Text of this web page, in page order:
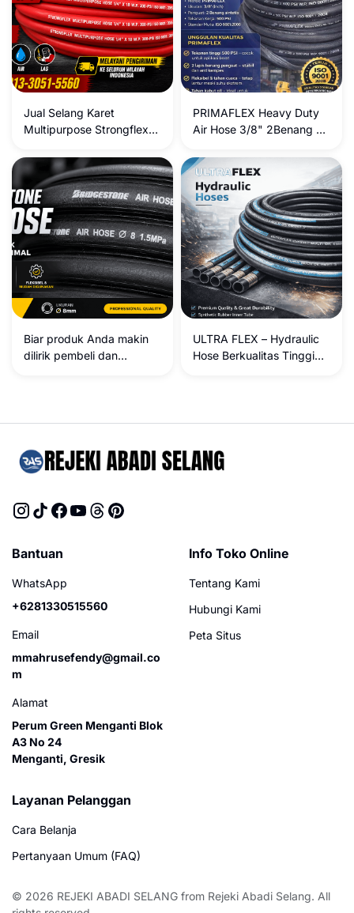
Jual Selang Karet
Multipurpose Strongflex
Selang Karet Serbaguna
Berkualitas untuk Bensin,
Solar, Angin dan Air
PRIMAFLEX Heavy Duty
Air Hose 3/8" 2Benang –
Tanpa Kompromi
Biar produk Anda makin
dilirik pembeli dan
Shopee, Lazada),
lebih informatif, kaya akan
kata kunci (*keywords*),
dibaca. Berikut adalah
hasil penyempurnaan
dioptimalkan untuk SEO
## Pilihan Judul Produk
(Pilih salah satu yang
Rekomendasi Utama (SEO
Terbaik): Selang Angin
Mpa / Selang Kompresor
ULTRA FLEX – Hydraulic
Hose Berkualitas Tinggi
Bantuan
WhatsApp
+6281330515560
Email
mmahrusefendy@gmail.co
m
Alamat
Perum Green Menganti Blok
A3 No 24
Menganti, Gresik
Info Toko Online
Tentang Kami
Hubungi Kami
Peta Situs
Layanan Pelanggan
Cara Belanja
Pertanyaan Umum (FAQ)
© 2026 REJEKI ABADI SELANG from Rejeki Abadi Selang. All